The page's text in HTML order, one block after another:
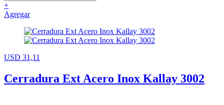
+
Agregar
USD 31,11
Cerradura Ext Acero Inox Kallay 3002